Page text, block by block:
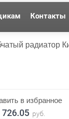
Контакты
радиатор
в избранное
726.05 руб.